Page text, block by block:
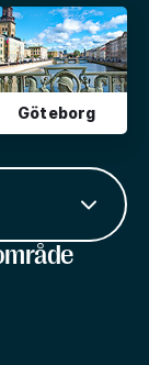
Göteborg